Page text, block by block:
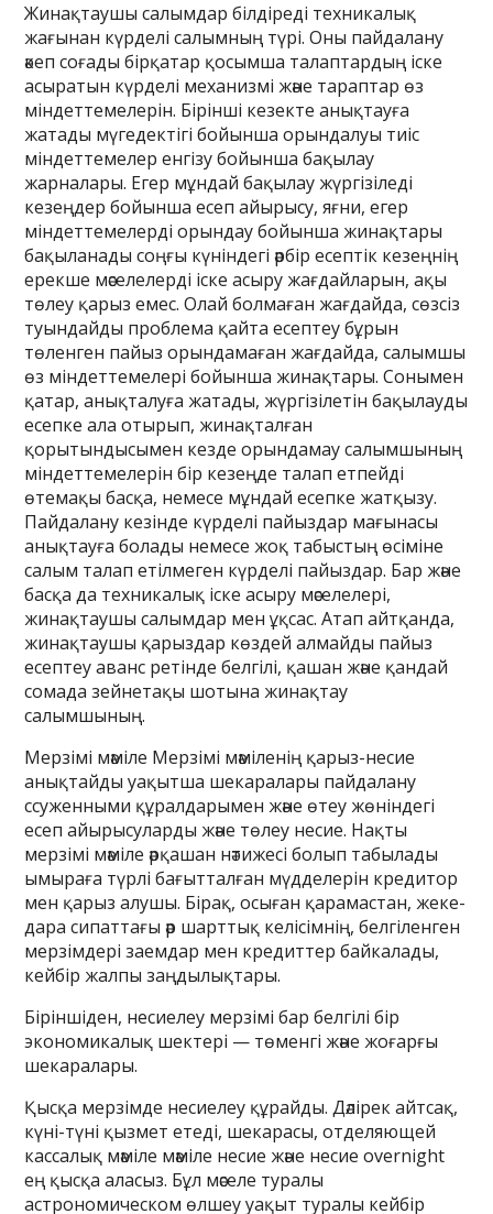
Жинақтаушы салымдар білдіреді техникалық
жағынан күрделі салымның түрі. Оны пайдалану
әкеп соғады бірқатар қосымша талаптардың іске
асыратын күрделі механизмі және тараптар өз
міндеттемелерін. Бірінші кезекте анықтауға
жатады мүгедектігі бойынша орындалуы тиіс
міндеттемелер енгізу бойынша бақылау
жарналары. Егер мұндай бақылау жүргізіледі
кезеңдер бойынша есеп айырысу, яғни, егер
міндеттемелерді орындау бойынша жинақтары
бақыланады соңғы күніндегі әрбір есептік кезеңнің
ерекше мәселелерді іске асыру жағдайларын, ақы
төлеу қарыз емес. Олай болмаған жағдайда, сөзсіз
туындайды проблема қайта есептеу бұрын
төленген пайыз орындамаған жағдайда, салымшы
өз міндеттемелері бойынша жинақтары. Сонымен
қатар, анықталуға жатады, жүргізілетін бақылауды
есепке ала отырып, жинақталған
қорытындысымен кезде орындамау салымшының
міндеттемелерін бір кезеңде талап етпейді
өтемақы басқа, немесе мұндай есепке жатқызу.
Пайдалану кезінде күрделі пайыздар мағынасы
анықтауға болады немесе жоқ табыстың өсіміне
салым талап етілмеген күрделі пайыздар. Бар және
басқа да техникалық іске асыру мәселелері,
жинақтаушы салымдар мен ұқсас. Атап айтқанда,
жинақтаушы қарыздар көздей алмайды пайыз
есептеу аванс ретінде белгілі, қашан және қандай
сомада зейнетақы шотына жинақтау
салымшының.
Мерзімі мәміле Мерзімі мәміленің қарыз-несие
анықтайды уақытша шекаралары пайдалану
ссуженными құралдарымен және өтеу жөніндегі
есеп айырысуларды және төлеу несие. Нақты
мерзімі мәміле әрқашан нәтижесі болып табылады
ымыраға түрлі бағытталған мүдделерін кредитор
мен қарыз алушы. Бірақ, осыған қарамастан, жеке-
дара сипаттағы әр шарттық келісімнің, белгіленген
мерзімдері заемдар мен кредиттер байкалады,
кейбір жалпы заңдылықтары.
Біріншіден, несиелеу мерзімі бар белгілі бір
экономикалық шектері — төменгі және жоғарғы
шекаралары.
Қысқа мерзімде несиелеу құрайды. Дәлірек айтсақ,
күні-түні қызмет етеді, шекарасы, отделяющей
кассалық мәміле мәміле несие және несие overnight
ең қысқа аласыз. Бұл мәселе туралы
астрономическом өлшеу уақыт туралы кейбір